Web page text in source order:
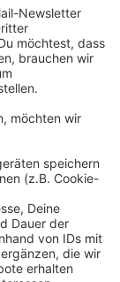
und
im Rat.
Um
ein...
als